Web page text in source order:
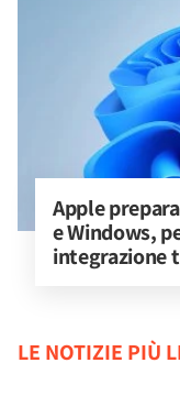
Apple
e Windows,
integrazione
LE NOTIZIE PIÙ